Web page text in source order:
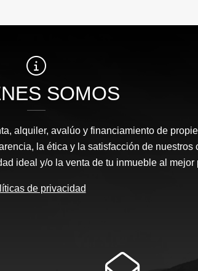
SOMOS
alquiler, avalúo y financiamiento de
la ética y la satisfacción de nuestros
ideal y/o la venta de tu inmueble al mejor
de privacidad